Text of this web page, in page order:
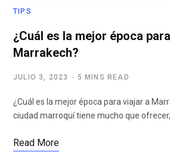
TIPS
¿Cuál es la mejor época
Marrakech?
JULIO 3, 2023 5 MINS READ
¿Cuál es la mejor época para viajar a
ciudad marroquí tiene mucho que
Read More